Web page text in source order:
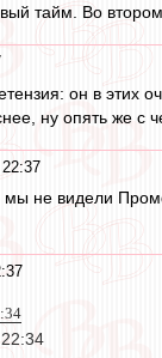
тайм. Во
он в этих
ну опять же с
не видели